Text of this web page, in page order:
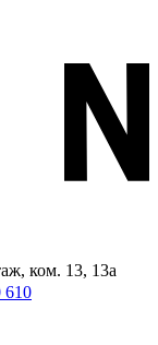
ком. 13, 13а
610